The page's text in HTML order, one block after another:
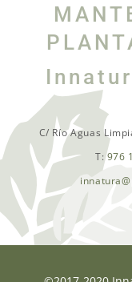
C/ Río Aguas
T:976